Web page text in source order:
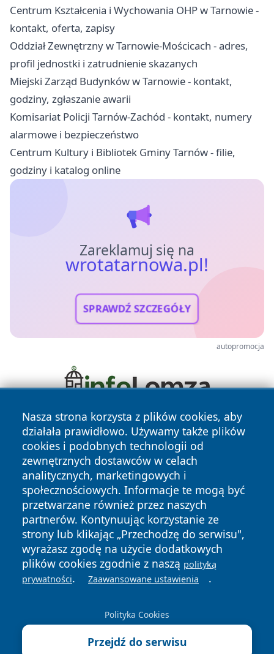
Centrum Kształcenia i Wychowania OHP w Tarnowie -
kontakt, oferta, zapisy
Oddział Zewnętrzny w Tarnowie-Mościcach - adres,
profil jednostki i zatrudnienie skazanych
Miejski Zarząd Budynków w Tarnowie - kontakt,
godziny, zgłaszanie awarii
Komisariat Policji Tarnów-Zachód - kontakt, numery
alarmowe i bezpieczeństwo
Centrum Kultury i Bibliotek Gminy Tarnów - filie,
godziny i katalog online
Zareklamuj się na
wrotatarnowa.pl!
SPRAWDŹ SZCZEGÓŁY
autopromocja
Nasza strona korzysta z plików cookies, aby
działała prawidłowo. Używamy także plików
cookies i podobnych technologii od
zewnętrznych dostawców w celach
analitycznych, marketingowych i
społecznościowych. Informacje te mogą być
przetwarzane również przez naszych
partnerów. Kontynuując korzystanie ze
strony lub klikając „Przechodzę do serwisu",
wyrażasz zgodę na użycie dodatkowych
plików cookies zgodnie z naszą polityką
prywatności. Zaawansowane ustawienia .
Polityka Cookies
Przejdź do serwisu
Copyright © 2026 wrotatarnowa.pl Wszystkie prawa
zastrzeżone.
News Autorzy
Polityka
Prywatności
Polityka
Cookies